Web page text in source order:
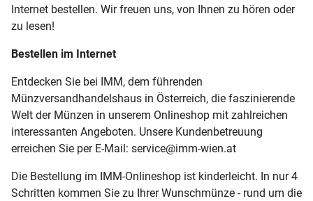
Internet bestellen. Wir freuen uns, von Ihnen zu hören oder
zu lesen!
Bestellen im Internet
Entdecken Sie bei IMM, dem führenden
Münzversandhandelshaus in Österreich, die faszinierende
Welt der Münzen in unserem Onlineshop mit zahlreichen
interessanten Angeboten. Unsere Kundenbetreuung
erreichen Sie per E-Mail: service@imm-wien.at
Die Bestellung im IMM-Onlineshop ist kinderleicht. In nur 4
Schritten kommen Sie zu Ihrer Wunschmünze - rund um die